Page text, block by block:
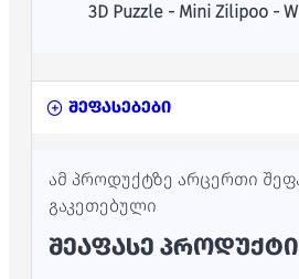
3D Puzzle - Mini Zilipoo -
შეფასებები
ამ პროდუქტზე არცერთი
გაკეთებული
ᲨᲔᲐᲤᲐᲡᲔ ᲞᲠᲝᲓᲣᲥᲢᲘ